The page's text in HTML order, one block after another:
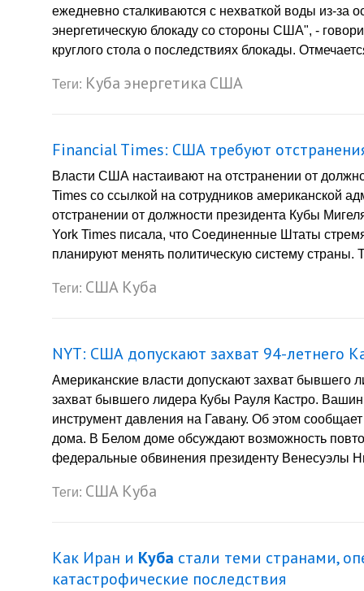
ежедневно сталкиваются с нехваткой воды из-за
энергетическую блокаду со стороны США", -
круглого стола о последствиях блокады.
Теги: Куба энергетика США
Financial Times: США требуют
Власти США настаивают на отстранении от
Times со ссылкой на сотрудников американской
отстранении от должности президента Кубы
York Times писала, что Соединенные Штаты
планируют менять политическую систему страны.
Теги: США Куба
NYT: США допускают захват 94-летнего
Американские власти допускают захват бывшего
захват бывшего лидера Кубы Рауля Кастро.
инструмент давления на Гавану. Об этом
дома. В Белом доме обсуждают возможность
федеральные обвинения президенту Венесуэлы
Теги: США Куба
Как Иран и Куба стали теми странами,
катастрофические последствия